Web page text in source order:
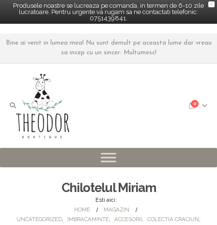
X
Produsele noastre se lucreaza pe comanda, in termen de 6-10 zile
lucratoare. Pentru urgente va rugam sa ne contactati telefonic:
0751439841.
Bine ai venit in lumea mea! Nu sunt demult pe aceasta lume dar vreau
sa incep cu un sincer: Multumesc!
0
Chilotelul Miriam
Esti aici:
HOME
MAGAZIN
UNCATEGORIZED, IMBRACAMINTE, ACCESORII, COLECTIA CRACIUN,